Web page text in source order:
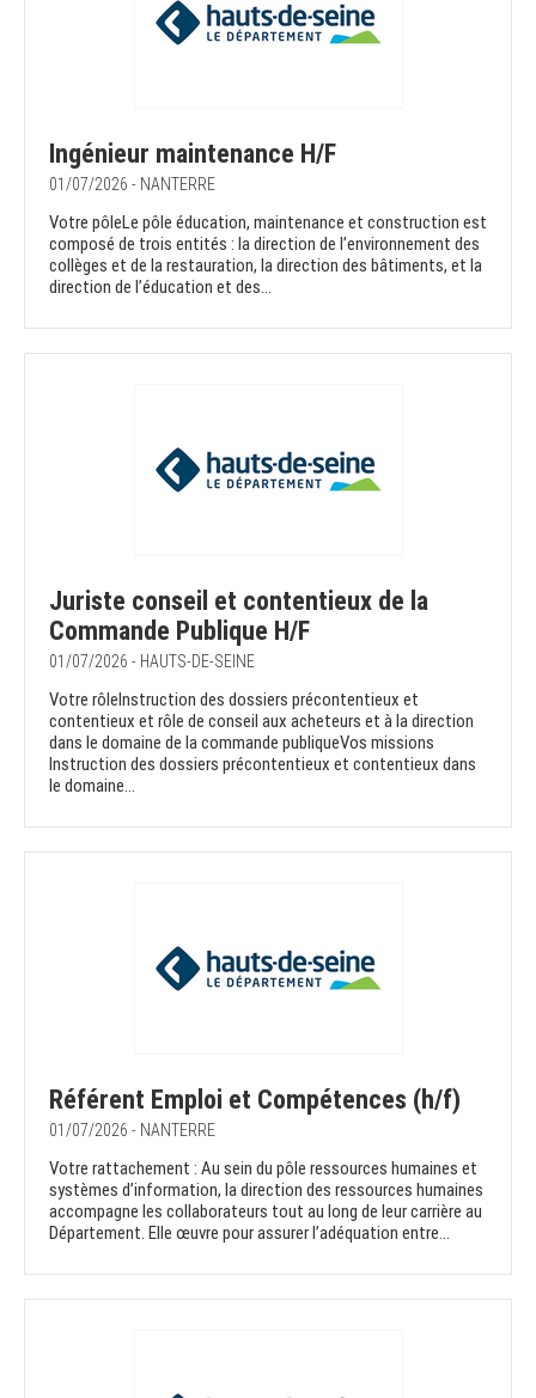
Ingénieur maintenance H/F
01/07/2026 - NANTERRE
Votre pôleLe pôle éducation, maintenance et construction est
composé de trois entités : la direction de l’environnement des
collèges et de la restauration, la direction des bâtiments, et la
direction de l’éducation et des...
Juriste conseil et contentieux de la
Commande Publique H/F
01/07/2026 - HAUTS-DE-SEINE
Votre rôleInstruction des dossiers précontentieux et
contentieux et rôle de conseil aux acheteurs et à la direction
dans le domaine de la commande publiqueVos missions
Instruction des dossiers précontentieux et contentieux dans
le domaine...
Référent Emploi et Compétences (h/f)
01/07/2026 - NANTERRE
Votre rattachement : Au sein du pôle ressources humaines et
systèmes d’information, la direction des ressources humaines
accompagne les collaborateurs tout au long de leur carrière au
Département. Elle œuvre pour assurer l’adéquation entre...